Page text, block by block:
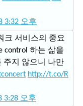
3:32 오후
크 서비스의 중요
control 하는 삶을
주지 않으니 나만
http://t.co/R
3:28 오후